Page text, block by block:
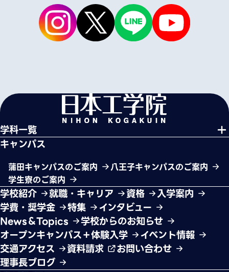
学科一覧
キャンパス
蒲田キャンパスのご案内
八王子キャンパスのご案内
学生寮のご案内
学校紹介 就職・キャリア 資格
入学案内
学費・奨学金
特集
インタビュー
News＆Topics
学校からのお知らせ
オープンキャンパス＋体験入学
イベント情報
交通アクセス
資料請求
お問い合わせ
理事長ブログ